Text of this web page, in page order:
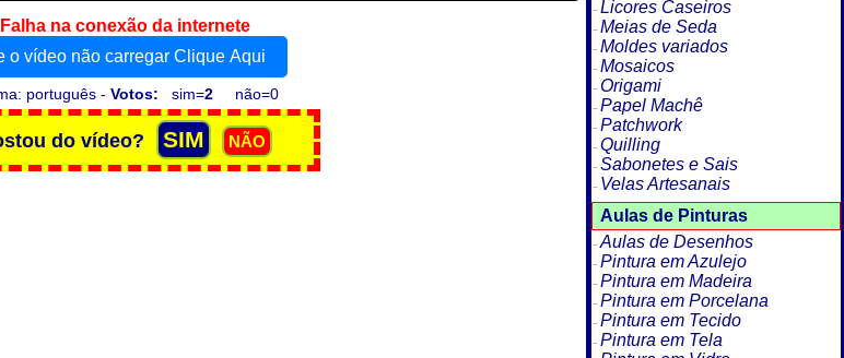
Falha na conexão da internete
o vídeo não carregar Clique Aqui
português - Votos: sim=2não=0
Licores Caseiros
Meias de Seda
Moldes variados
Mosaicos
Origami
Papel Machê
Patchwork
Quilling
Sabonetes e Sais
Velas Artesanais
Aulas de Pinturas
Aulas de Desenhos
Pintura em Azulejo
Pintura em Madeira
Pintura em Porcelana
Pintura em Tecido
Pintura em Tela